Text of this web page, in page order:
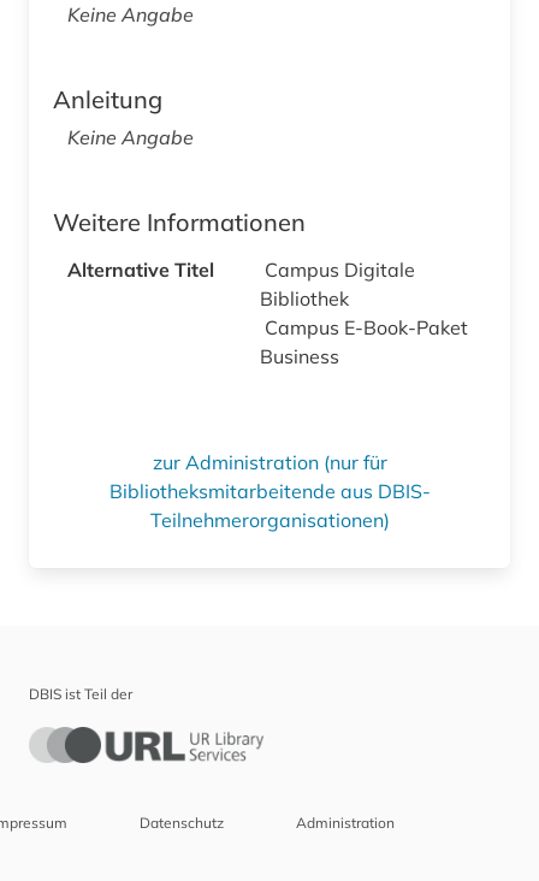
Keine Angabe
Anleitung
Keine Angabe
Weitere Informationen
Alternative Titel
Campus Digitale
Bibliothek
Campus E-Book-Paket
Business
zur Administration (nur für
Bibliotheksmitarbeitende aus DBIS-
Teilnehmerorganisationen)
DBIS ist Teil der
Datenschutz Administration